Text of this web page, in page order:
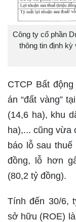
Công ty cổ phần
thông tin định kỳ
CTCP Bất
án “đất vàng”
(14,6 ha), khu
ha),... cũng vừa
báo lỗ sau
đồng, lỗ hơn
(80,2 tỷ đồng).
Tính đến 30/6,
sở hữu (ROE)